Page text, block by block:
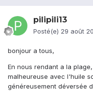
pilipili13
Posté(e) 29 août
bonjour a tous,
En nous rendant a la
malheureuse avec l'huile
généreusement déversée